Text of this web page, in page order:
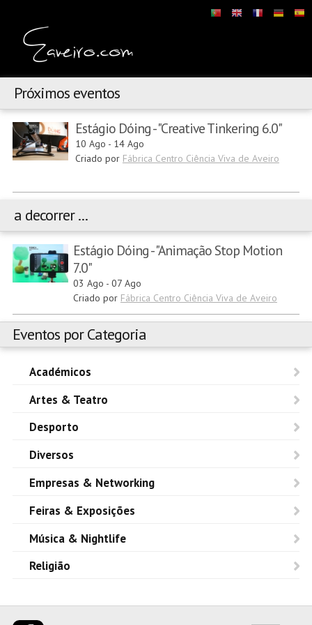
Próximos eventos
Estágio Dóing - "Creative Tinkering 6.0"
10 Ago - 14 Ago
Criado por Fábrica Centro Ciência Viva de Aveiro
a decorrer ...
Estágio Dóing - "Animação Stop Motion
7.0"
03 Ago - 07 Ago
Criado por Fábrica Centro Ciência Viva de Aveiro
Eventos por Categoria
Académicos
Artes & Teatro
Desporto
Diversos
Empresas & Networking
Feiras & Exposições
Música & Nightlife
Religião